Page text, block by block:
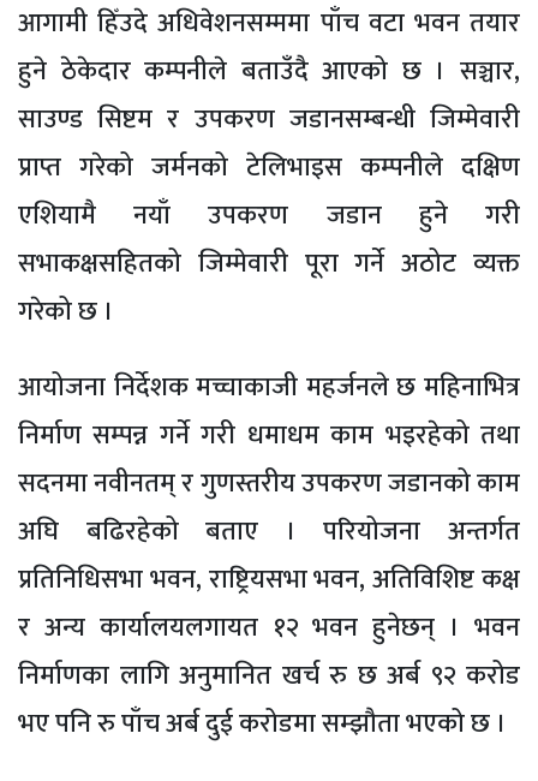
आगामी हिँउदे अधिवेशनसम्ममा पाँच वटा भवन तयार
हुने ठेकेदार कम्पनीले बताउँदै आएको छ । सञ्चार,
साउण्ड सिष्टम र उपकरण जडानसम्बन्धी जिम्मेवारी
प्राप्त गरेको जर्मनको टेलिभाइस कम्पनीले दक्षिण
एशियामै नयाँ उपकरण जडान हुने गरी
सभाकक्षसहितको जिम्मेवारी पूरा गर्ने अठोट व्यक्त
गरेको छ ।
आयोजना निर्देशक मच्चाकाजी महर्जनले छ महिनाभित्र
निर्माण सम्पन्न गर्ने गरी धमाधम काम भइरहेको तथा
सदनमा नवीनतम् र गुणस्तरीय उपकरण जडानको काम
अघि बढिरहेको बताए । परियोजना अन्तर्गत
प्रतिनिधिसभा भवन, राष्ट्रियसभा भवन, अतिविशिष्ट कक्ष
र अन्य कार्यालयलगायत १२ भवन हुनेछन् । भवन
निर्माणका लागि अनुमानित खर्च रु छ अर्ब ९२ करोड
भए पनि रु पाँच अर्ब दुई करोडमा सम्झौता भएको छ ।